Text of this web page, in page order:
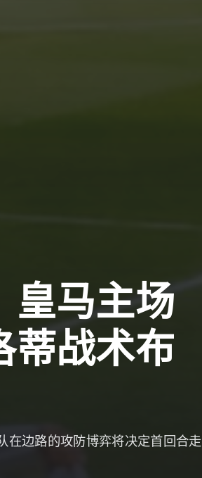
皇马主场
蒂战术布
在边路的攻防博弈将决定首回合走